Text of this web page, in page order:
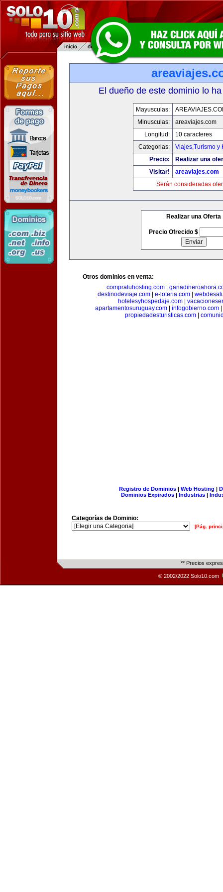
El dueño de este dominio lo
Mayusculas:
Minusculas:
areaviajes.com
Longitud:
10 caracteres
Categorias:
Viajes,Turismo y
Precio:
Realizar una
Visitar!
areaviajes.com
Serán consideradas
Realizar una Oferta
Precio Ofrecido $
Otros dominios en venta:
compratuhosting.com|
destinodeviaje.com
e-loteria.com
hotelesyhospedaje.com
apartamentosuruguay.com
infogobierno.com
propiedadesturisticas.com|
Registro de Dominios| Web Hosting |
Dominios Expirados | Industrias |
Categorías de Dominio:
[Pág.
** Precios
© 2002/2022 Solo10.com